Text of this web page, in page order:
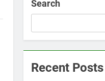
Search
Recent Posts